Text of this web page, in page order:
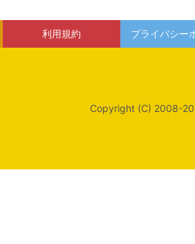
利用規約 プライバシー
Copyright (C) 2008-